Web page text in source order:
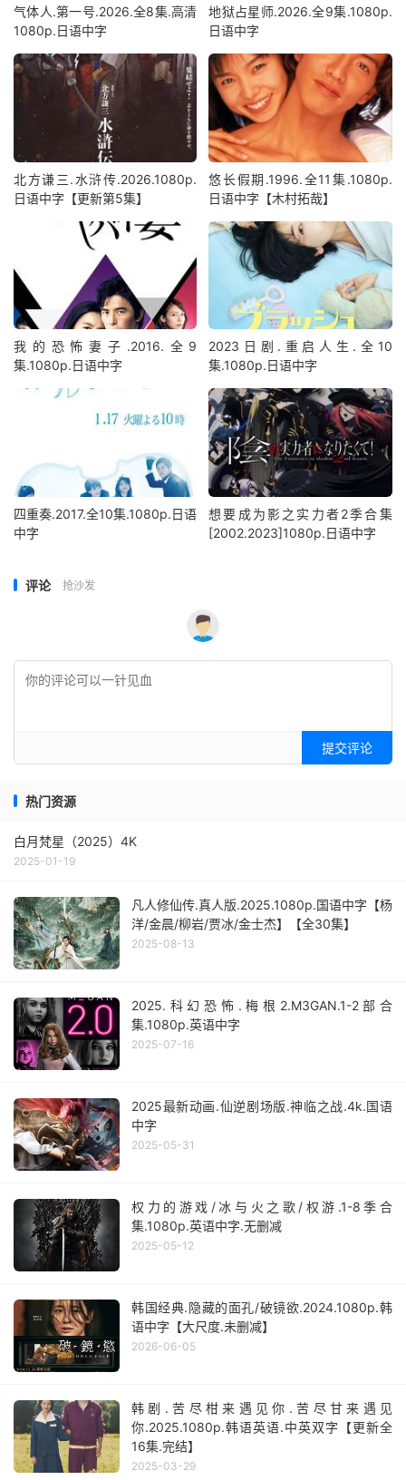
气体人.第一号.2026.全8集.高清
1080p.日语中字
地狱占星师.2026.全9集.1080p.
日语中字
北方谦三.水浒传.2026.1080p.
日语中字【更新第5集】
悠长假期.1996.全11集.1080p.
日语中字【木村拓哉】
我的恐怖妻子.2016.全9
集.1080p.日语中字
2023日剧.重启人生.全10
集.1080p.日语中字
四重奏.2017.全10集.1080p.日语
中字
想要成为影之实力者2季合集
[2002.2023]1080p.日语中字
评论 抢沙发
提交评论
热门资源
白月梵星（2025）4K
2025-01-19
凡人修仙传.真人版.2025.1080p.国语中字【杨
洋/金晨/柳岩/贾冰/金士杰】【全30集】
2025-08-13
2025.科幻恐怖.梅根2.M3GAN.1-2部合
集.1080p.英语中字
2025-07-16
2025最新动画.仙逆剧场版.神临之战.4k.国语
中字
2025-05-31
权力的游戏/冰与火之歌/权游.1-8季合
集.1080p.英语中字.无删减
2025-05-12
韩国经典.隐藏的面孔/破镜欲.2024.1080p.韩
语中字【大尺度.未删减】
2026-06-05
韩剧.苦尽柑来遇见你.苦尽甘来遇见
你.2025.1080p.韩语英语.中英双字【更新全
16集.完结】
2025-03-29